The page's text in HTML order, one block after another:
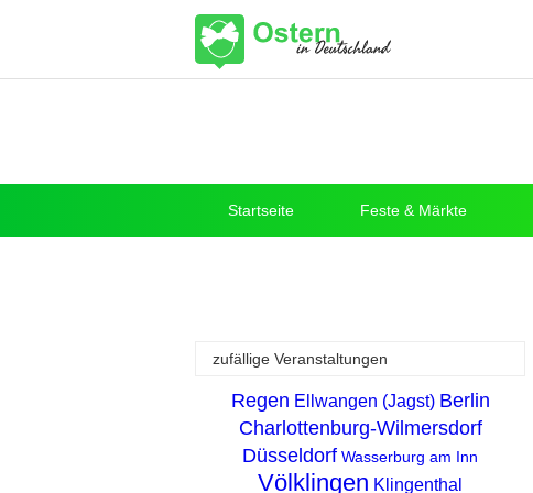
Startseite Feste & Märkte
zufällige Veranstaltungen
Regen Ellwangen (Jagst) Berlin
Charlottenburg-Wilmersdorf
Düsseldorf Wasserburg am Inn
Völklingen Klingenthal